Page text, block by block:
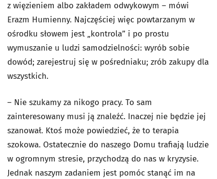
z więzieniem albo zakładem odwykowym – mówi
Erazm Humienny. Najczęściej więc powtarzanym w
ośrodku słowem jest „kontrola” i po prostu
wymuszanie u ludzi samodzielności: wyrób sobie
dowód; zarejestruj się w pośredniaku; zrób zakupy dla
wszystkich.
– Nie szukamy za nikogo pracy. To sam
zainteresowany musi ją znaleźć. Inaczej nie będzie jej
szanował. Ktoś może powiedzieć, że to terapia
szokowa. Ostatecznie do naszego Domu trafiają ludzie
w ogromnym stresie, przychodzą do nas w kryzysie.
Jednak naszym zadaniem jest pomóc stanąć im na